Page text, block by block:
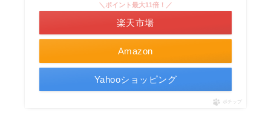
Amazon
＼ポイント最大11倍！／
楽天市場
Yahooショッピング
ポチップ